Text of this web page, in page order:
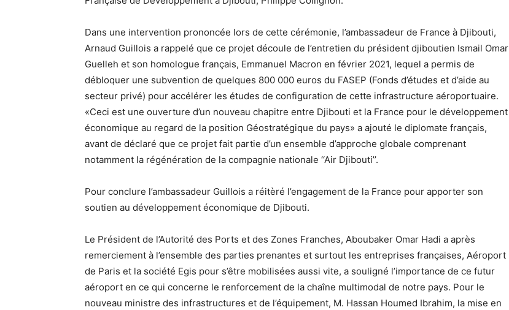
Dans une intervention prononcée lors de cette cérémonie, l’ambassadeur de France à Djibouti,
Arnaud Guillois a rappelé que ce projet découle de l’entretien du président djiboutien Ismail Omar
Guelleh et son homologue français, Emmanuel Macron en février 2021, lequel a permis de
débloquer une subvention de quelques 800 000 euros du FASEP (Fonds d’études et d’aide au
secteur privé) pour accélérer les études de configuration de cette infrastructure aéroportuaire.
«Ceci est une ouverture d’un nouveau chapitre entre Djibouti et la France pour le développement
économique au regard de la position Géostratégique du pays» a ajouté le diplomate français,
avant de déclaré que ce projet fait partie d’un ensemble d’approche globale comprenant
notamment la régénération de la compagnie nationale ‘‘Air Djibouti’’.
Pour conclure l’ambassadeur Guillois a réitèré l’engagement de la France pour apporter son
soutien au développement économique de Djibouti.
Le Président de l’Autorité des Ports et des Zones Franches, Aboubaker Omar Hadi a après
remerciement à l’ensemble des parties prenantes et surtout les entreprises françaises, Aéroport
de Paris et la société Egis pour s’être mobilisées aussi vite, a souligné l’importance de ce futur
aéroport en ce qui concerne le renforcement de la chaîne multimodal de notre pays. Pour le
nouveau ministre des infrastructures et de l’équipement, M. Hassan Houmed Ibrahim, la mise en